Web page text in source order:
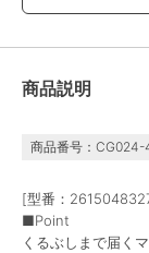
商品説明
商品番号：CG024-
[型番：
■Point
くるぶしまで届く